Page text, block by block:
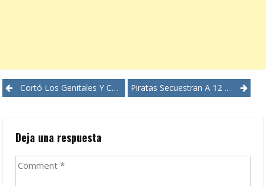
PostCortó Los Genitales Y Casi Mata Al Novio De Su Exmujer Piratas Secuestran A 12 En Ataque A Barco Suizo
Deja una respuesta